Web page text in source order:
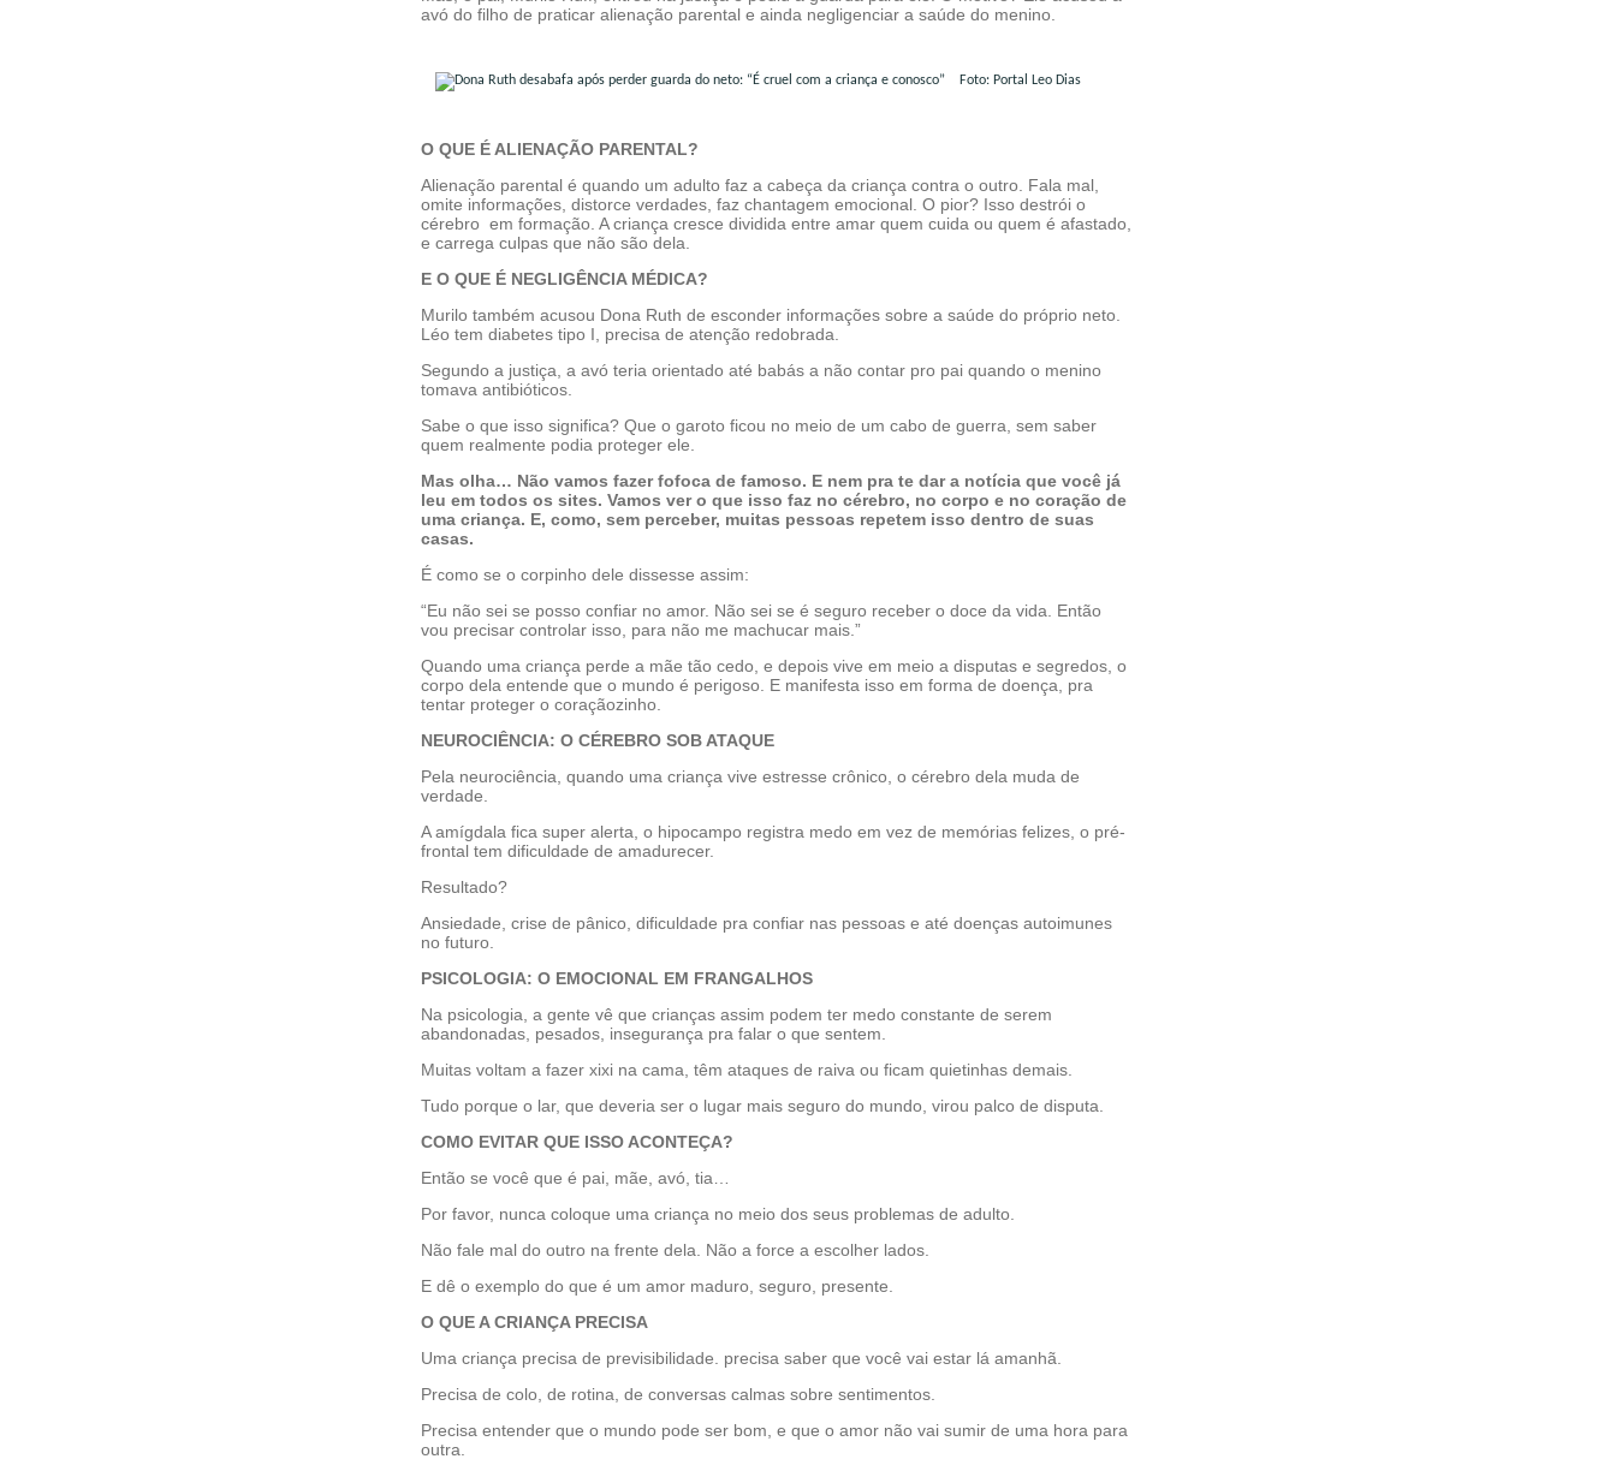
avó do filho de praticar alienação parental e ainda negligenciar a saúde do menino.
Foto: Portal Leo Dias
O QUE É ALIENAÇÃO PARENTAL?
Alienação parental é quando um adulto faz a cabeça da criança contra o outro. Fala mal,
omite informações, distorce verdades, faz chantagem emocional. O pior? Isso destrói o
cérebro em formação. A criança cresce dividida entre amar quem cuida ou quem é afastado,
e carrega culpas que não são dela.
E O QUE É NEGLIGÊNCIA MÉDICA?
Murilo também acusou Dona Ruth de esconder informações sobre a saúde do próprio neto.
Léo tem diabetes tipo I, precisa de atenção redobrada.
Segundo a justiça, a avó teria orientado até babás a não contar pro pai quando o menino
tomava antibióticos.
Sabe o que isso significa? Que o garoto ficou no meio de um cabo de guerra, sem saber
quem realmente podia proteger ele.
Mas olha… Não vamos fazer fofoca de famoso. E nem pra te dar a notícia que você já
leu em todos os sites. Vamos ver o que isso faz no cérebro, no corpo e no coração de
uma criança. E, como, sem perceber, muitas pessoas repetem isso dentro de suas
casas.
É como se o corpinho dele dissesse assim:
“Eu não sei se posso confiar no amor. Não sei se é seguro receber o doce da vida. Então
vou precisar controlar isso, para não me machucar mais.”
Quando uma criança perde a mãe tão cedo, e depois vive em meio a disputas e segredos, o
corpo dela entende que o mundo é perigoso. E manifesta isso em forma de doença, pra
tentar proteger o coraçãozinho.
NEUROCIÊNCIA: O CÉREBRO SOB ATAQUE
Pela neurociência, quando uma criança vive estresse crônico, o cérebro dela muda de
verdade.
A amígdala fica super alerta, o hipocampo registra medo em vez de memórias felizes, o pré-
frontal tem dificuldade de amadurecer.
Resultado?
Ansiedade, crise de pânico, dificuldade pra confiar nas pessoas e até doenças autoimunes
no futuro.
PSICOLOGIA: O EMOCIONAL EM FRANGALHOS
Na psicologia, a gente vê que crianças assim podem ter medo constante de serem
abandonadas, pesados, insegurança pra falar o que sentem.
Muitas voltam a fazer xixi na cama, têm ataques de raiva ou ficam quietinhas demais.
Tudo porque o lar, que deveria ser o lugar mais seguro do mundo, virou palco de disputa.
COMO EVITAR QUE ISSO ACONTEÇA?
Então se você que é pai, mãe, avó, tia…
Por favor, nunca coloque uma criança no meio dos seus problemas de adulto.
Não fale mal do outro na frente dela. Não a force a escolher lados.
E dê o exemplo do que é um amor maduro, seguro, presente.
O QUE A CRIANÇA PRECISA
Uma criança precisa de previsibilidade. precisa saber que você vai estar lá amanhã.
Precisa de colo, de rotina, de conversas calmas sobre sentimentos.
Precisa entender que o mundo pode ser bom, e que o amor não vai sumir de uma hora para
outra.